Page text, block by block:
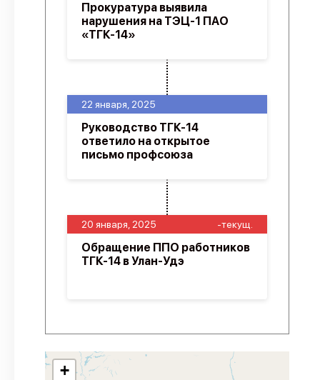
20 января, 2025 -текущ.
Обращение ППО работников
ТГК-14 в Улан-Удэ
22 января, 2025
Руководство ТГК-14
ответило на открытое
письмо профсоюза
Прокуратура выявила
нарушения на ТЭЦ-1 ПАО
«ТГК-14»
+